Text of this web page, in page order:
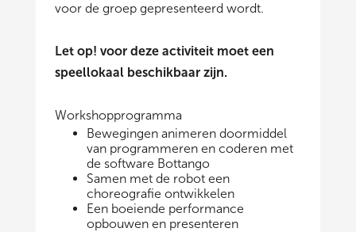
voor de groep gepresenteerd wordt.
Let op! voor deze activiteit moet een
speellokaal beschikbaar zijn.
Workshopprogramma
Bewegingen animeren doormiddel
van programmeren en coderen met
de software Bottango
Samen met de robot een
choreografie ontwikkelen
Een boeiende performance
opbouwen en presenteren